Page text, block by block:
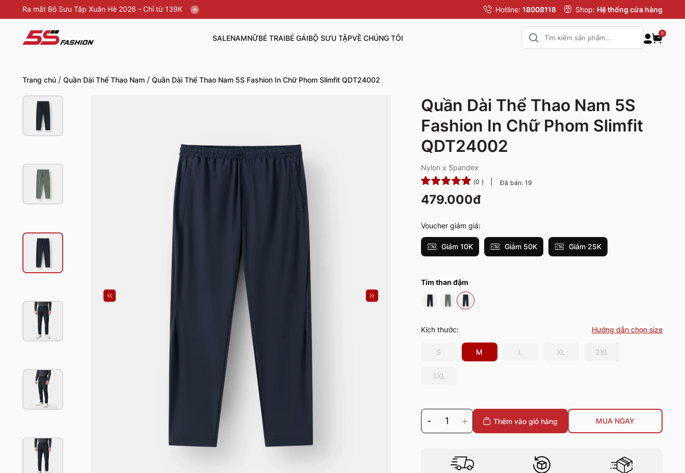
Ra mắt Bộ Sưu Tập Xuân Hè 2026 - Chỉ từ 139K Hotline: 18008118 Shop: Hệ thống cửa hàng
SALENAMNỮBÉ TRAIBÉ GÁIBỘ SƯU TẬPVỀ CHÚNG TÔI
0
Trang chủ / Quần Dài Thể Thao Nam / Quần Dài Thể Thao Nam 5S Fashion In Chữ Phom Slimfit QDT24002
Quần Dài Thể Thao Nam 5S
Fashion In Chữ Phom Slimfit
QDT24002
Nylon x Spandex
(0 ) Đã bán: 19
479.000đ
Voucher giảm giá:
Giảm 10K Giảm 50K Giảm 25K
Tím than đậm
Kích thước: Hướng dẫn chọn size
S M L XL 2XL
3XL
- 1 + Thêm vào giỏ hàng MUA NGAY